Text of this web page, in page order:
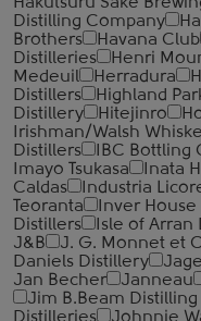
Distilling Company
Brothers
Havana Club
Distilleries
Henri
Medeuil
Herradura
Distillers
Highland
Distillery
Hitejinro
Irishman/Walsh
Distillers
IBC Bottling
Imayo Tsukasa
Inata
Caldas
Industria
Teoranta
Inver House
Distillers
Isle of
J&B
J. G. Monnet et
Daniels Distillery
Jan Becher
Janneau
Jim B.Beam Distilling